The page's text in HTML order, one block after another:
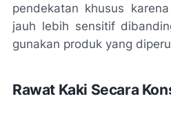
pendekatan khusus
jauh lebih sensitif
gunakan produk yang
Rawat Kaki Secara